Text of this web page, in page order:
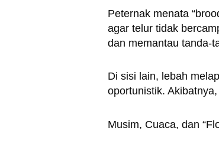
Peternak menata
agar telur tidak
dan memantau tanda-
Di sisi lain, lebah
oportunistik.
Musim, Cuaca, dan